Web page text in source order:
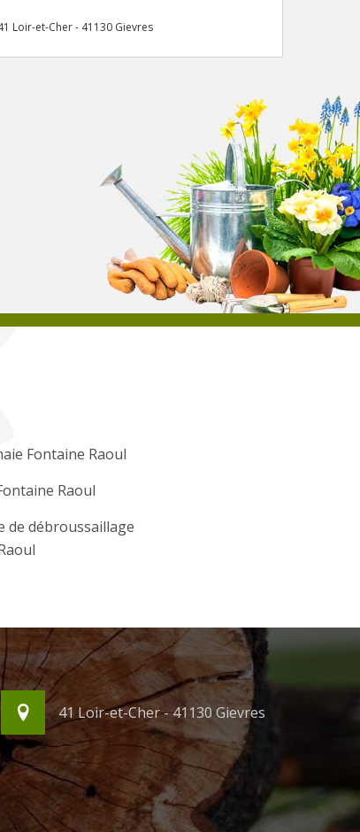
Loir-et-Cher - 41130 Gievres
Fontaine Raoul
Raoul
de débroussaillage
41 Loir-et-Cher - 41130 Gievres